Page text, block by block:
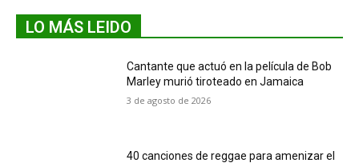
LO MÁS LEIDO
Cantante que actuó en la película de Bob
Marley murió tiroteado en Jamaica
3 de agosto de 2026
40 canciones de reggae para amenizar el